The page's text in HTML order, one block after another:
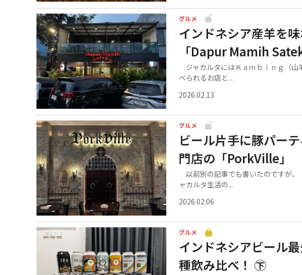
グルメ
インドネシア産羊を
「Dapur Mamih
ジャカルタにはＫａｍｂｉｎｇ（山
べられるお店と...
2026.02.13
グルメ
ビール片手に豚パー
門店の「PorkVille」
以前別の記事でも書いたのですが、
ャカルタ生活の...
2026.02.06
グルメ
インドネシアビール
種飲み比べ！ ㊦